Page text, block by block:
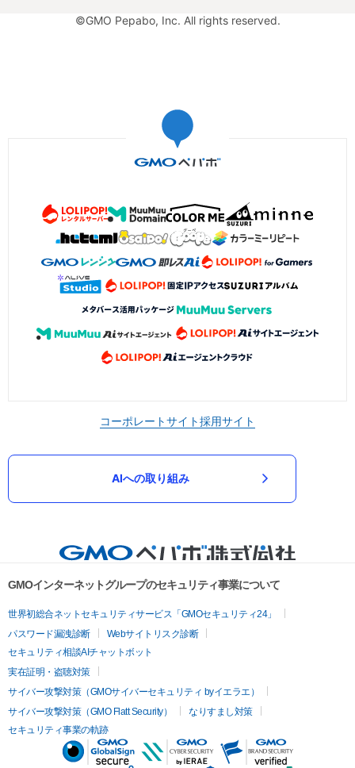
©GMO Pepabo, Inc. All rights reserved.
コーポレートサイト採用サイト
AIへの取り組み
GMOインターネットグループのセキュリティ事業について
世界初総合ネットセキュリティサービス「GMOセキュリティ24」
パスワード漏洩診断
Webサイトリスク診断
セキュリティ相談AIチャットボット
実在証明・盗聴対策
サイバー攻撃対策（GMOサイバーセキュリティ byイエラエ）
サイバー攻撃対策（GMO Flatt Security）
なりすまし対策
セキュリティ事業の軌跡